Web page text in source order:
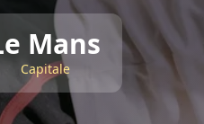
Mans
Capitale